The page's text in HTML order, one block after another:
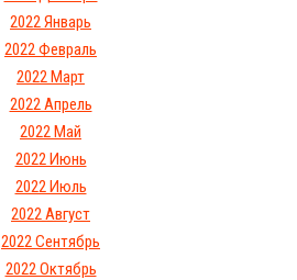
2022 Январь
2022 Февраль
2022 Март
2022 Апрель
2022 Май
2022 Июнь
2022 Июль
2022 Август
2022 Сентябрь
2022 Октябрь